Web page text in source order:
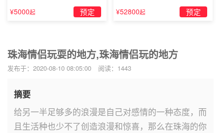
¥5000起 预定
婚仪式
¥52800起 预定
珠海情侣玩耍的地方,珠海情侣玩的地方
发布于：2020-08-10 08:05:00 阅读：1443
摘要
给另一半足够多的浪漫是自己对感情的一种态度，而
且生活种也少不了创造浪漫和惊喜，那么在珠海的你